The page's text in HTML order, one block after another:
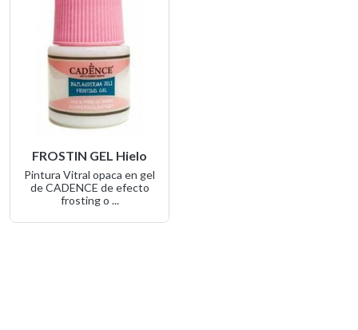
FROSTIN GEL Hielo
Pintura Vitral opaca en gel
de CADENCE de efecto
frosting o ...